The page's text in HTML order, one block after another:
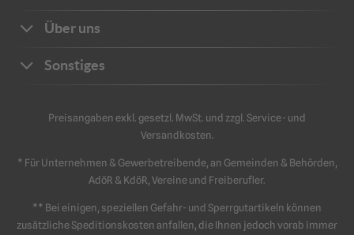
Zahlungsarten
Frachtkosten
Schriftliche Angebote
Retouren & Reklamation
Über uns
Unternehmen
Kontakt
Sonstiges
Impressum
Preisangaben exkl. gesetzl. MwSt. und zzgl. Service- und
Versandkosten.
* Für Unternehmen & Gewerbetreibende, an Gemeinden & Behörden,
AdöR & KdöR, Vereine und Freiberufler.
** Bei einigen, speziellen Gefahr- und Sperrgutartikeln können
zusätzliche Speditionskosten anfallen, die Ihnen jedoch vorab immer